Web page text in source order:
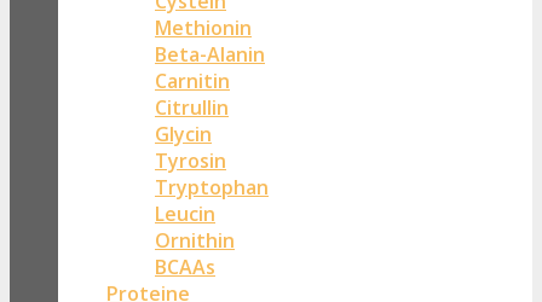
Methionin
Beta-Alanin
Carnitin
Citrullin
Glycin
Tyrosin
Tryptophan
Leucin
Ornithin
BCAAs
Proteine